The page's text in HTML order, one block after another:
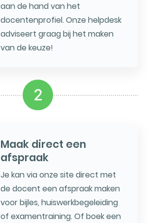
aan de hand van het
docentenprofiel. Onze helpdesk
adviseert graag bij het maken
van de keuze!
2
Maak direct een
afspraak
Je kan via onze site direct met
de docent een afspraak maken
voor bijles, huiswerkbegeleiding
of examentraining. Of boek een